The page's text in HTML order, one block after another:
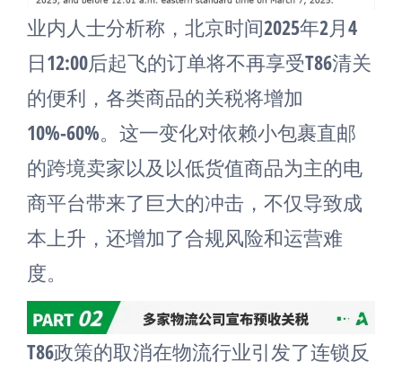
业内人士分析称，北京时间2025年2月4
日12:00后起飞的订单将不再享受T86清关
的便利，各类商品的关税将增加
10%-60%。这一变化对依赖小包裹直邮
的跨境卖家以及以低货值商品为主的电
商平台带来了巨大的冲击，不仅导致成
本上升，还增加了合规风险和运营难
度。
T86政策的取消在物流行业引发了连锁反